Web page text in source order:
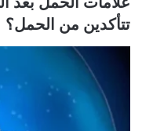
تتأكدين من الحمل؟